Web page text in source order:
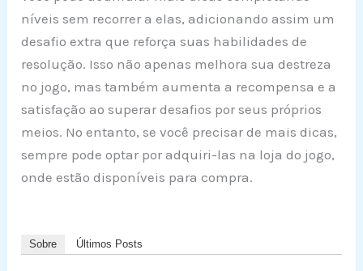
níveis sem recorrer a elas, adicionando assim um
desafio extra que reforça suas habilidades de
resolução. Isso não apenas melhora sua destreza
no jogo, mas também aumenta a recompensa e a
satisfação ao superar desafios por seus próprios
meios. No entanto, se você precisar de mais dicas,
sempre pode optar por adquiri-las na loja do jogo,
onde estão disponíveis para compra.
Sobre Últimos Posts